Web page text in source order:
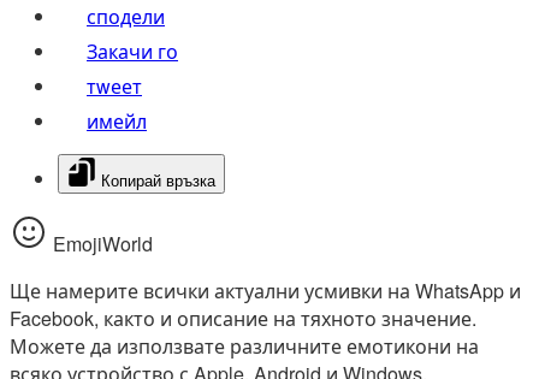
сподели
Закачи го
тwеет
имейл
Копирай връзка
EmojiWorld
Ще намерите всички актуални усмивки на WhatsApp и
Facebook, както и описание на тяхното значение.
Можете да използвате различните емотикони на